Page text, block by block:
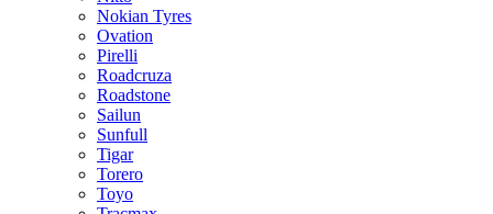
Nokian Tyres
Ovation
Pirelli
Roadcruza
Roadstone
Sailun
Sunfull
Tigar
Torero
Toyo